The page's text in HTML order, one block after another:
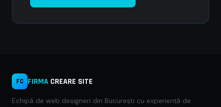
FC FIRMA CREARE SITE
Echipă de web designeri din București cu experiență de